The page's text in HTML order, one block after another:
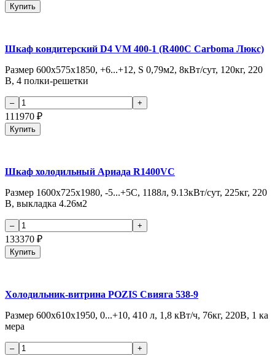
Купить
Шкаф кондитерский D4 VM 400-1 (R400C Carboma Люкс)
Размер 600х575х1850, +6...+12, S 0,79м2, 8кВт/сут, 120кг, 220
В, 4 полки-решетки
111970 ₽
Купить
Шкаф холодильный Ариада R1400VC
Размер 1600x725x1980, -5...+5С, 1188л, 9.13кВт/сут, 225кг, 220
В, выкладка 4.26м2
133370 ₽
Купить
Холодильник-витрина POZIS Свияга 538-9
Размер 600х610х1950, 0...+10, 410 л, 1,8 кВт/ч, 76кг, 220В, 1 ка
мера